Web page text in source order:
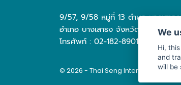
9/57, 9/58 หมู่ที่ 13 ตำบล บางเสาธง
อำเภอ บางเสาธง จังหวัด สมุทรปราก
โทรศัพท์ : 02-182-8901
© 2026 - Thai Seng International
We
Hi,
and
will be